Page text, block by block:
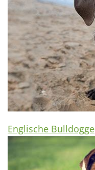
Englische Bulldogge